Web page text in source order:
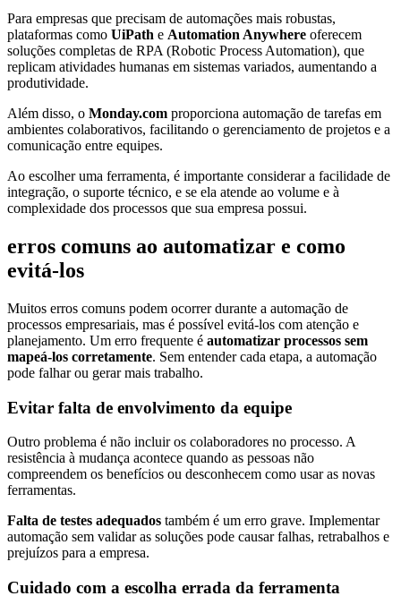
Para empresas que precisam de automações mais robustas,
plataformas como UiPath e Automation Anywhere oferecem
soluções completas de RPA (Robotic Process Automation), que
replicam atividades humanas em sistemas variados, aumentando a
produtividade.
Além disso, o Monday.com proporciona automação de tarefas em
ambientes colaborativos, facilitando o gerenciamento de projetos e a
comunicação entre equipes.
Ao escolher uma ferramenta, é importante considerar a facilidade de
integração, o suporte técnico, e se ela atende ao volume e à
complexidade dos processos que sua empresa possui.
erros comuns ao automatizar e como
evitá-los
Muitos erros comuns podem ocorrer durante a automação de
processos empresariais, mas é possível evitá-los com atenção e
planejamento. Um erro frequente é automatizar processos sem
mapeá-los corretamente. Sem entender cada etapa, a automação
pode falhar ou gerar mais trabalho.
Evitar falta de envolvimento da equipe
Outro problema é não incluir os colaboradores no processo. A
resistência à mudança acontece quando as pessoas não
compreendem os benefícios ou desconhecem como usar as novas
ferramentas.
Falta de testes adequados também é um erro grave. Implementar
automação sem validar as soluções pode causar falhas, retrabalhos e
prejuízos para a empresa.
Cuidado com a escolha errada da ferramenta